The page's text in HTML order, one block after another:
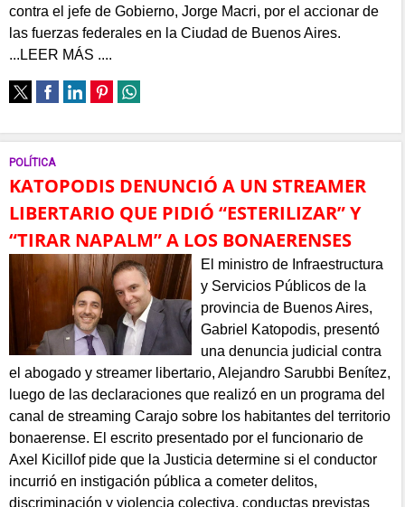
contra el jefe de Gobierno, Jorge Macri, por el accionar de
las fuerzas federales en la Ciudad de Buenos Aires.
...LEER MÁS ....
POLÍTICA
KATOPODIS DENUNCIÓ A UN STREAMER
LIBERTARIO QUE PIDIÓ “ESTERILIZAR” Y
“TIRAR NAPALM” A LOS BONAERENSES
El ministro de Infraestructura
y Servicios Públicos de la
provincia de Buenos Aires,
Gabriel Katopodis, presentó
una denuncia judicial contra
el abogado y streamer libertario, Alejandro Sarubbi Benítez,
luego de las declaraciones que realizó en un programa del
canal de streaming Carajo sobre los habitantes del territorio
bonaerense. El escrito presentado por el funcionario de
Axel Kicillof pide que la Justicia determine si el conductor
incurrió en instigación pública a cometer delitos,
discriminación y violencia colectiva, conductas previstas